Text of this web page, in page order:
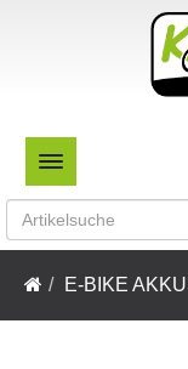
TOGGLE
E-BIKE